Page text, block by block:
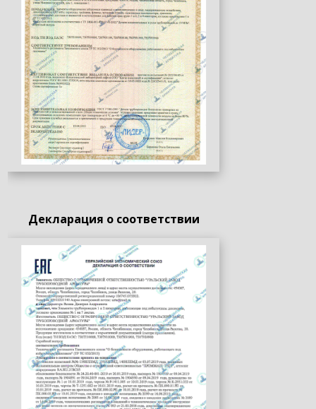
Декларация о соответствии